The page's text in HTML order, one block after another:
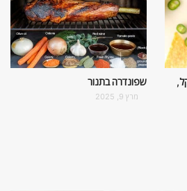
שפונדרה בתנור
מרץ 9, 2025